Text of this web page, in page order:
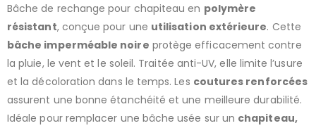
Bâche de rechange pour chapiteau en polymère
résistant, conçue pour une utilisation extérieure. Cette
bâche imperméable noire protège efficacement contre
la pluie, le vent et le soleil. Traitée anti-UV, elle limite l’usure
et la décoloration dans le temps. Les coutures renforcées
assurent une bonne étanchéité et une meilleure durabilité.
Idéale pour remplacer une bâche usée sur un chapiteau,